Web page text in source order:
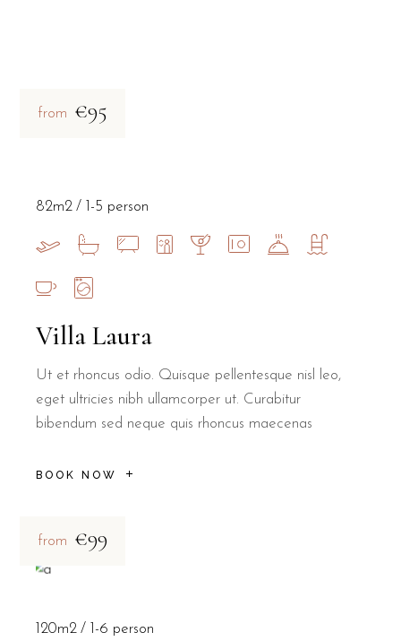
from €95
Villa Laura
Ut et rhoncus odio. Quisque pellentesque nisl leo,
eget ultricies nibh ullamcorper ut. Curabitur
bibendum sed neque quis rhoncus maecenas
BOOK NOW
82m2 1-5 person
from €99
120m2 1-6 person